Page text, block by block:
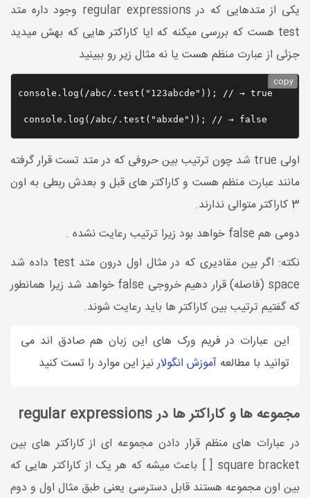
یکی از متدهایی که در regular expressions وجود داره متد
test هست که بررسی میکنه که ایا کاراکتر هایی که بهش میدید
جزئی از عبارت منظم هست یا نه مثال زیر رو ببینید
console.log(/abc/.test("123abcde")); // → true
console.log(/abc/.test("abxde")); // → false
copy
اولی true شد چون ترتیب بین حروفی که در متد تست قرار گرفته
مانند عبارت منظم هست و کاراکتر های قبل و بعدش ربطی به اون
3 کاراکتر متوالی ندارند.
دومی هم false خواهد بود زیرا ترتیب رعایت نشده .
نکته: اگر بین مقادیری که در مثال اول درون متد test داده شد
space (فاصله) قرار دهیم خروجی false خواهد شد زیرا همانطور
که گفتیم ترتیب بین کاراکتر ها باید رعایت شوند.
این عبارات در فریم ورک های این زبان هم صادق اند می
توانید با مطالعه آموزش انگولارنیز این موارد را تست کنید
مجموعه ها و کاراکتر ها در regular expressions
در عبارات های منظم قرار دادن مجموعه ای از کاراکتر های بین
square bracket [ ] باعث میشه که هر یک از کاراکتر هایی که
بین اون مجموعه هستند قابل دسترسی یعنی طبق مثال اول و دوم